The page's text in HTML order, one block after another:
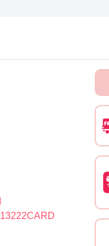
13222CARD